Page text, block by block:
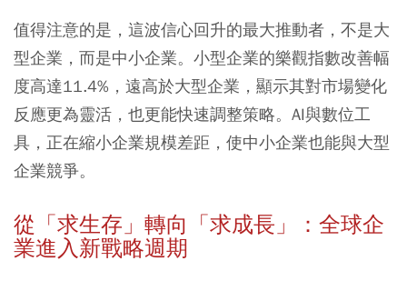
值得注意的是，這波信心回升的最大推動者，不是大
型企業，而是中小企業。小型企業的樂觀指數改善幅
度高達11.4%，遠高於大型企業，顯示其對市場變化
反應更為靈活，也更能快速調整策略。AI與數位工
具，正在縮小企業規模差距，使中小企業也能與大型
企業競爭。
從「求生存」轉向「求成長」：全球企
業進入新戰略週期